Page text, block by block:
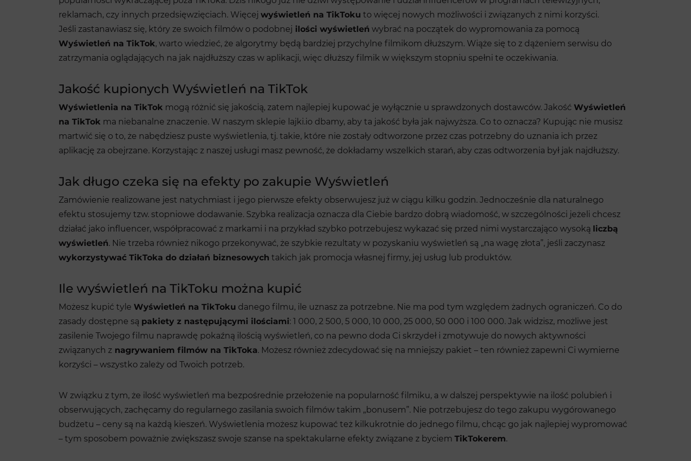
reklamach, czy innych przedsięwzięciach. Więcej wyświetleń na TikToku to więcej nowych możliwości i związanych z nimi korzyści.
Jeśli zastanawiasz się, który ze swoich filmów o podobnej ilości wyświetleń wybrać na początek do wypromowania za pomocą
Wyświetleń na TikTok, warto wiedzieć, że algorytmy będą bardziej przychylne filmikom dłuższym. Wiąże się to z dążeniem serwisu do
zatrzymania oglądających na jak najdłuższy czas w aplikacji, więc dłuższy filmik w większym stopniu spełni te oczekiwania.
Jakość kupionych Wyświetleń na TikTok
Wyświetlenia na TikTok mogą różnić się jakością, zatem najlepiej kupować je wyłącznie u sprawdzonych dostawców. Jakość Wyświetleń
na TikTok ma niebanalne znaczenie. W naszym sklepie lajki.io dbamy, aby ta jakość była jak najwyższa. Co to oznacza? Kupując nie musisz
martwić się o to, że nabędziesz puste wyświetlenia, tj. takie, które nie zostały odtworzone przez czas potrzebny do uznania ich przez
aplikację za obejrzane. Korzystając z naszej usługi masz pewność, że dokładamy wszelkich starań, aby czas odtworzenia był jak najdłuższy.
Jak długo czeka się na efekty po zakupie Wyświetleń
Zamówienie realizowane jest natychmiast i jego pierwsze efekty obserwujesz już w ciągu kilku godzin. Jednocześnie dla naturalnego
efektu stosujemy tzw. stopniowe dodawanie. Szybka realizacja oznacza dla Ciebie bardzo dobrą wiadomość, w szczególności jeżeli chcesz
działać jako influencer, współpracować z markami i na przykład szybko potrzebujesz wykazać się przed nimi wystarczająco wysoką liczbą
wyświetleń. Nie trzeba również nikogo przekonywać, że szybkie rezultaty w pozyskaniu wyświetleń są „na wagę złota”, jeśli zaczynasz
wykorzystywać TikToka do działań biznesowych takich jak promocja własnej firmy, jej usług lub produktów.
Ile wyświetleń na TikToku można kupić
Możesz kupić tyle Wyświetleń na TikToku danego filmu, ile uznasz za potrzebne. Nie ma pod tym względem żadnych ograniczeń. Co do
zasady dostępne są pakiety z następującymi ilościami: 1 000, 2 500, 5 000, 10 000, 25 000, 50 000 i 100 000. Jak widzisz, możliwe jest
zasilenie Twojego filmu naprawdę pokaźną ilością wyświetleń, co na pewno doda Ci skrzydeł i zmotywuje do nowych aktywności
związanych z nagrywaniem filmów na TikToka. Możesz również zdecydować się na mniejszy pakiet – ten również zapewni Ci wymierne
korzyści – wszystko zależy od Twoich potrzeb.
W związku z tym, że ilość wyświetleń ma bezpośrednie przełożenie na popularność filmiku, a w dalszej perspektywie na ilość polubień i
obserwujących, zachęcamy do regularnego zasilania swoich filmów takim „bonusem”. Nie potrzebujesz do tego zakupu wygórowanego
budżetu – ceny są na każdą kieszeń. Wyświetlenia możesz kupować też kilkukrotnie do jednego filmu, chcąc go jak najlepiej wypromować
– tym sposobem poważnie zwiększasz swoje szanse na spektakularne efekty związane z byciem TikTokerem.